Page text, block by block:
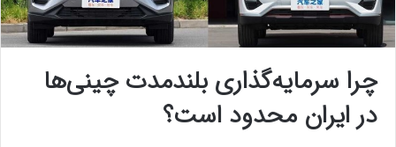
چرا سرمایه‌گذاری بلندمدت چینی‌ها
در ایران محدود است؟